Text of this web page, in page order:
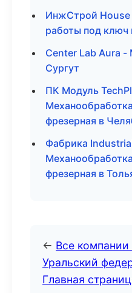
ИнжСтрой House
работы под ключ
Center Lab Aura
Сургут
ПК Модуль
фрезерная в
Фабрика
фрезерная в
← Все компании
Уральский
Главная